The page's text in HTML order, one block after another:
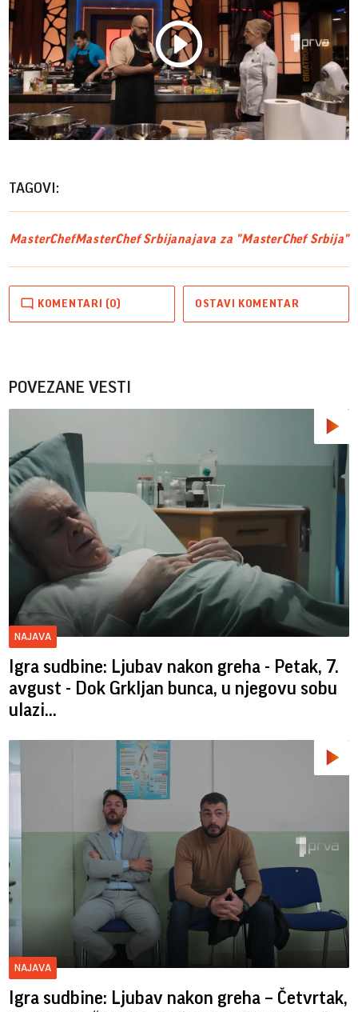
Play
TAGOVI:
MasterChefMasterChef Srbijanajava za "MasterChef Srbija"
KOMENTARI (0) OSTAVI KOMENTAR
POVEZANE VESTI
NAJAVA
Igra sudbine: Ljubav nakon greha - Petak, 7.
avgust - Dok Grkljan bunca, u njegovu sobu
ulazi...
NAJAVA
Igra sudbine: Ljubav nakon greha – Četvrtak,